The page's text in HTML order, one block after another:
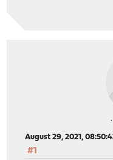
August 29, 2021,
#1